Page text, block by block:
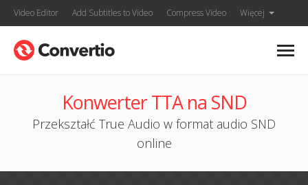
Video Editor Add Subtitles to Video Compress Video Więcej
Konwerter TTA na SND
Przekształć True Audio w format audio SND
online